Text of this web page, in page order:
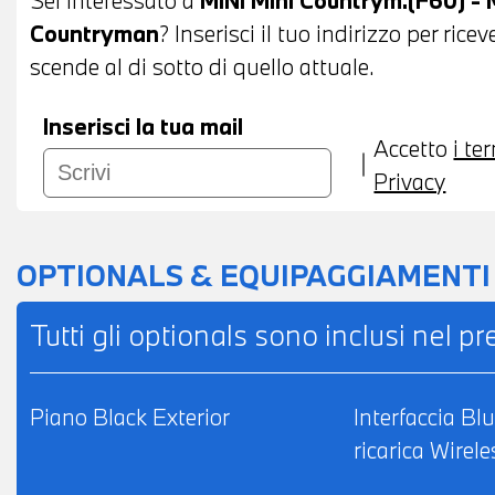
POSSIBILITA' DI PERMUTA - POSSIBILITA'
IMPORTO
Countryman? Inserisci il tuo indirizzo per
scende al di sotto di quello attuale.
Inserisci la tua mail
Accetto i
Privacy
OPTIONALS & EQUIPAGGIAMENTI
Tutti gli optionals sono inclusi nel
Piano Black Exterior
Interfaccia
ricarica